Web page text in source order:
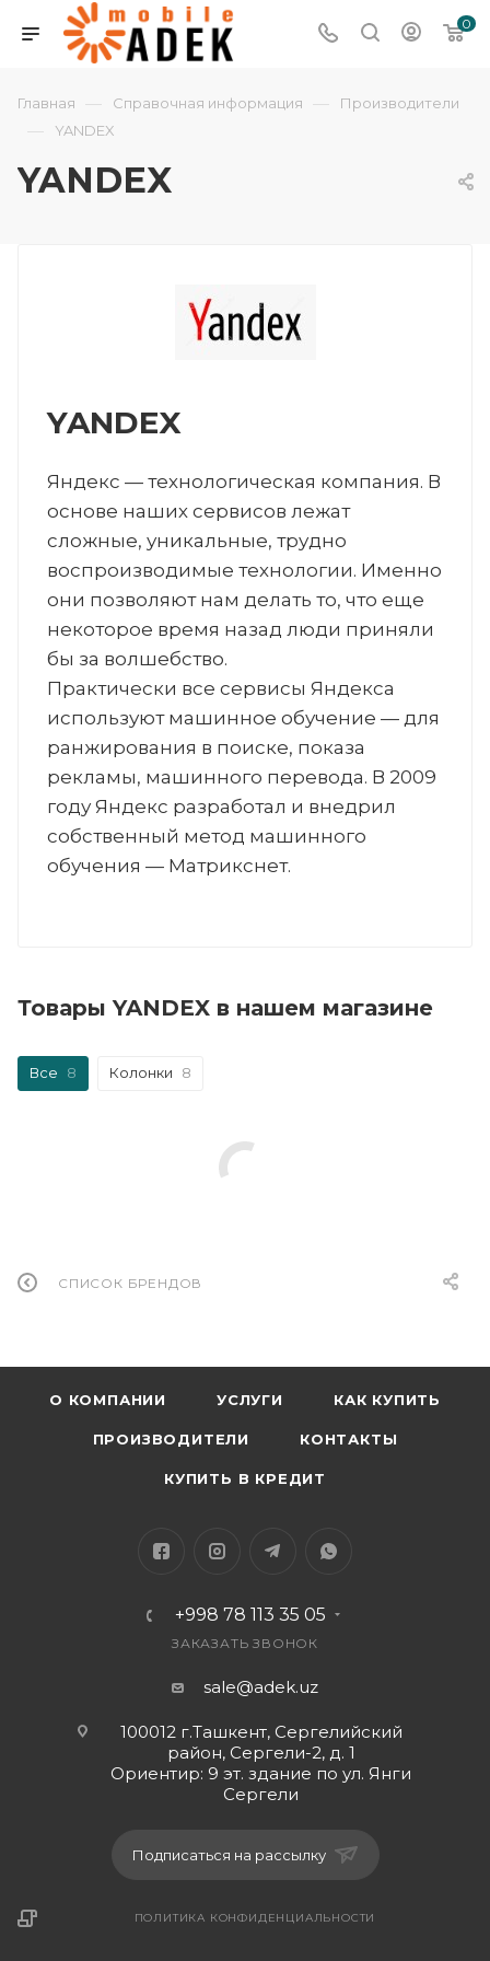
0
Главная — Справочная информация — Производители
— YANDEX
YANDEX
YANDEX
Яндекс — технологическая компания. В
основе наших сервисов лежат
сложные, уникальные, трудно
воспроизводимые технологии. Именно
они позволяют нам делать то, что еще
некоторое время назад люди приняли
бы за волшебство.
Практически все сервисы Яндекса
используют машинное обучение — для
ранжирования в поиске, показа
рекламы, машинного перевода. В 2009
году Яндекс разработал и внедрил
собственный метод машинного
обучения — Матрикснет.
Товары YANDEX в нашем магазине
Все 8 Колонки 8
СПИСОК БРЕНДОВ
О КОМПАНИИ УСЛУГИ КАК КУПИТЬ
ПРОИЗВОДИТЕЛИ КОНТАКТЫ
КУПИТЬ В КРЕДИТ
+998 78 113 35 05
ЗАКАЗАТЬ ЗВОНОК
sale@adek.uz
100012 г.Ташкент, Сергелийский
район, Сергели-2, д. 1
Ориентир: 9 эт. здание по ул. Янги
Сергели
Подписаться на рассылку
ПОЛИТИКА КОНФИДЕНЦИАЛЬНОСТИ